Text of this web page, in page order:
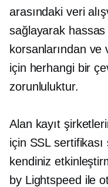
arasındaki veri
sağlayarak
korsanlarından ve
için herhangi bir
zorunluluktur.
Alan kayıt
için SSL
kendiniz
by Lightspeed ile